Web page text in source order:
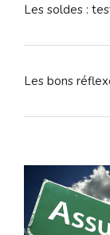
Les soldes :
Les bons